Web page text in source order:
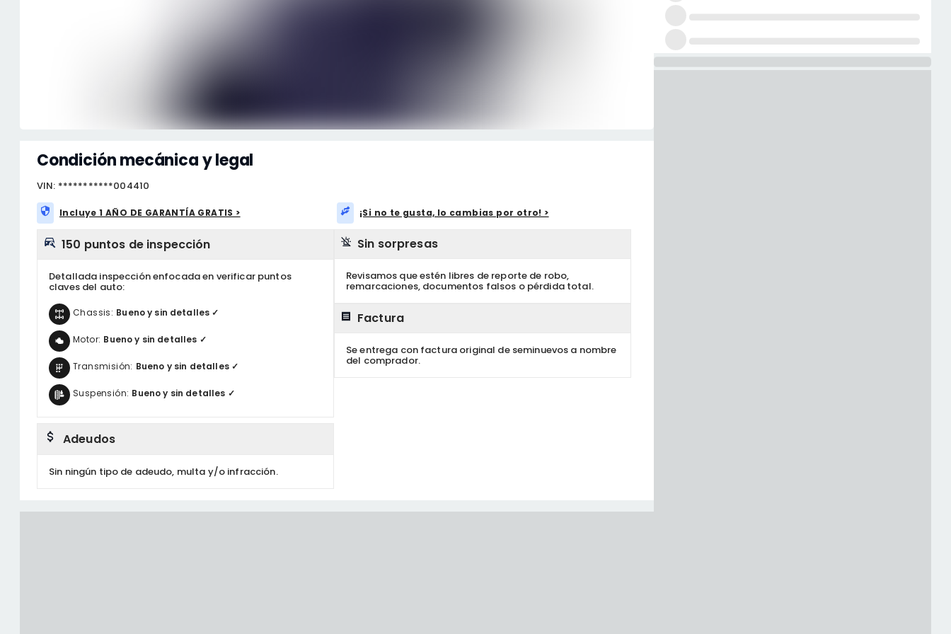
Condición mecánica y legal
VIN: ***********004410
Incluye 1 AÑO DE GARANTÍA GRATIS > ¡Si no te gusta, lo cambias por otro! >
150 puntos de inspección
Detallada inspección enfocada en verificar puntos
claves del auto:
Chassis: Bueno y sin detalles ✓
Motor: Bueno y sin detalles ✓
Transmisión: Bueno y sin detalles ✓
Suspensión: Bueno y sin detalles ✓
Adeudos
Sin ningún tipo de adeudo, multa y/o infracción.
Sin sorpresas
Revisamos que estén libres de reporte de robo,
remarcaciones, documentos falsos o pérdida total.
Factura
Se entrega con factura original de seminuevos a nombre
del comprador.